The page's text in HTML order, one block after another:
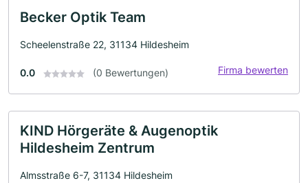
Becker Optik Team
Scheelenstraße 22, 31134 Hildesheim
0.0 (0 Bewertungen) Firma bewerten
KIND Hörgeräte & Augenoptik
Hildesheim Zentrum
Almsstraße 6-7, 31134 Hildesheim